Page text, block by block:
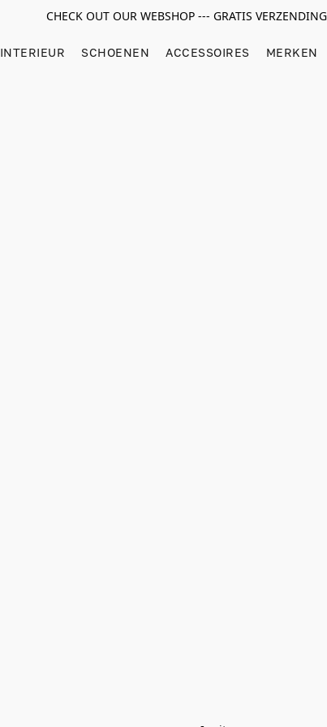
CHECK OUT OUR WEBSHOP --- GRATIS
INTERIEUR SCHOENEN ACCESSOIRES MERKEN